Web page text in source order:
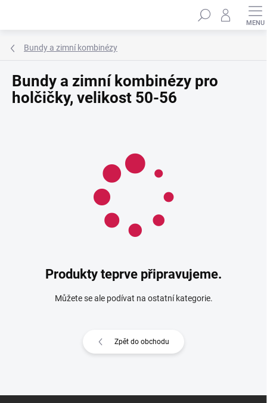
Hledat
Bundy a zimní kombinézy
Bundy a zimní kombinézy pro
holčičky, velikost 50-56
Produkty teprve připravujeme.
Můžete se ale podívat na ostatní kategorie.
Zpět do obchodu